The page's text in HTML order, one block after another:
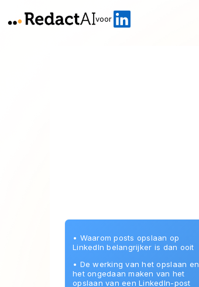
voor
• Waarom posts opslaan op
LinkedIn belangrijker is dan ooit
• De werking van het opslaan en
het ongedaan maken van het
opslaan van een LinkedIn-post